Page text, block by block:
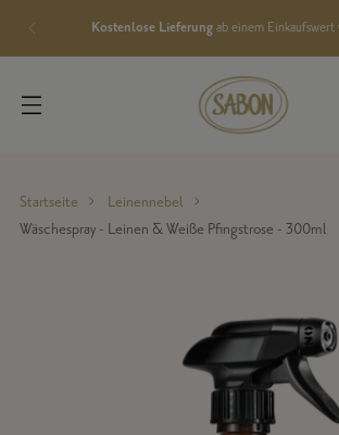
Kostenlose Lieferungab einem
Startseite
Leinennebel
Wäschespray - Leinen & Weiße Pfingstrose - 300ml